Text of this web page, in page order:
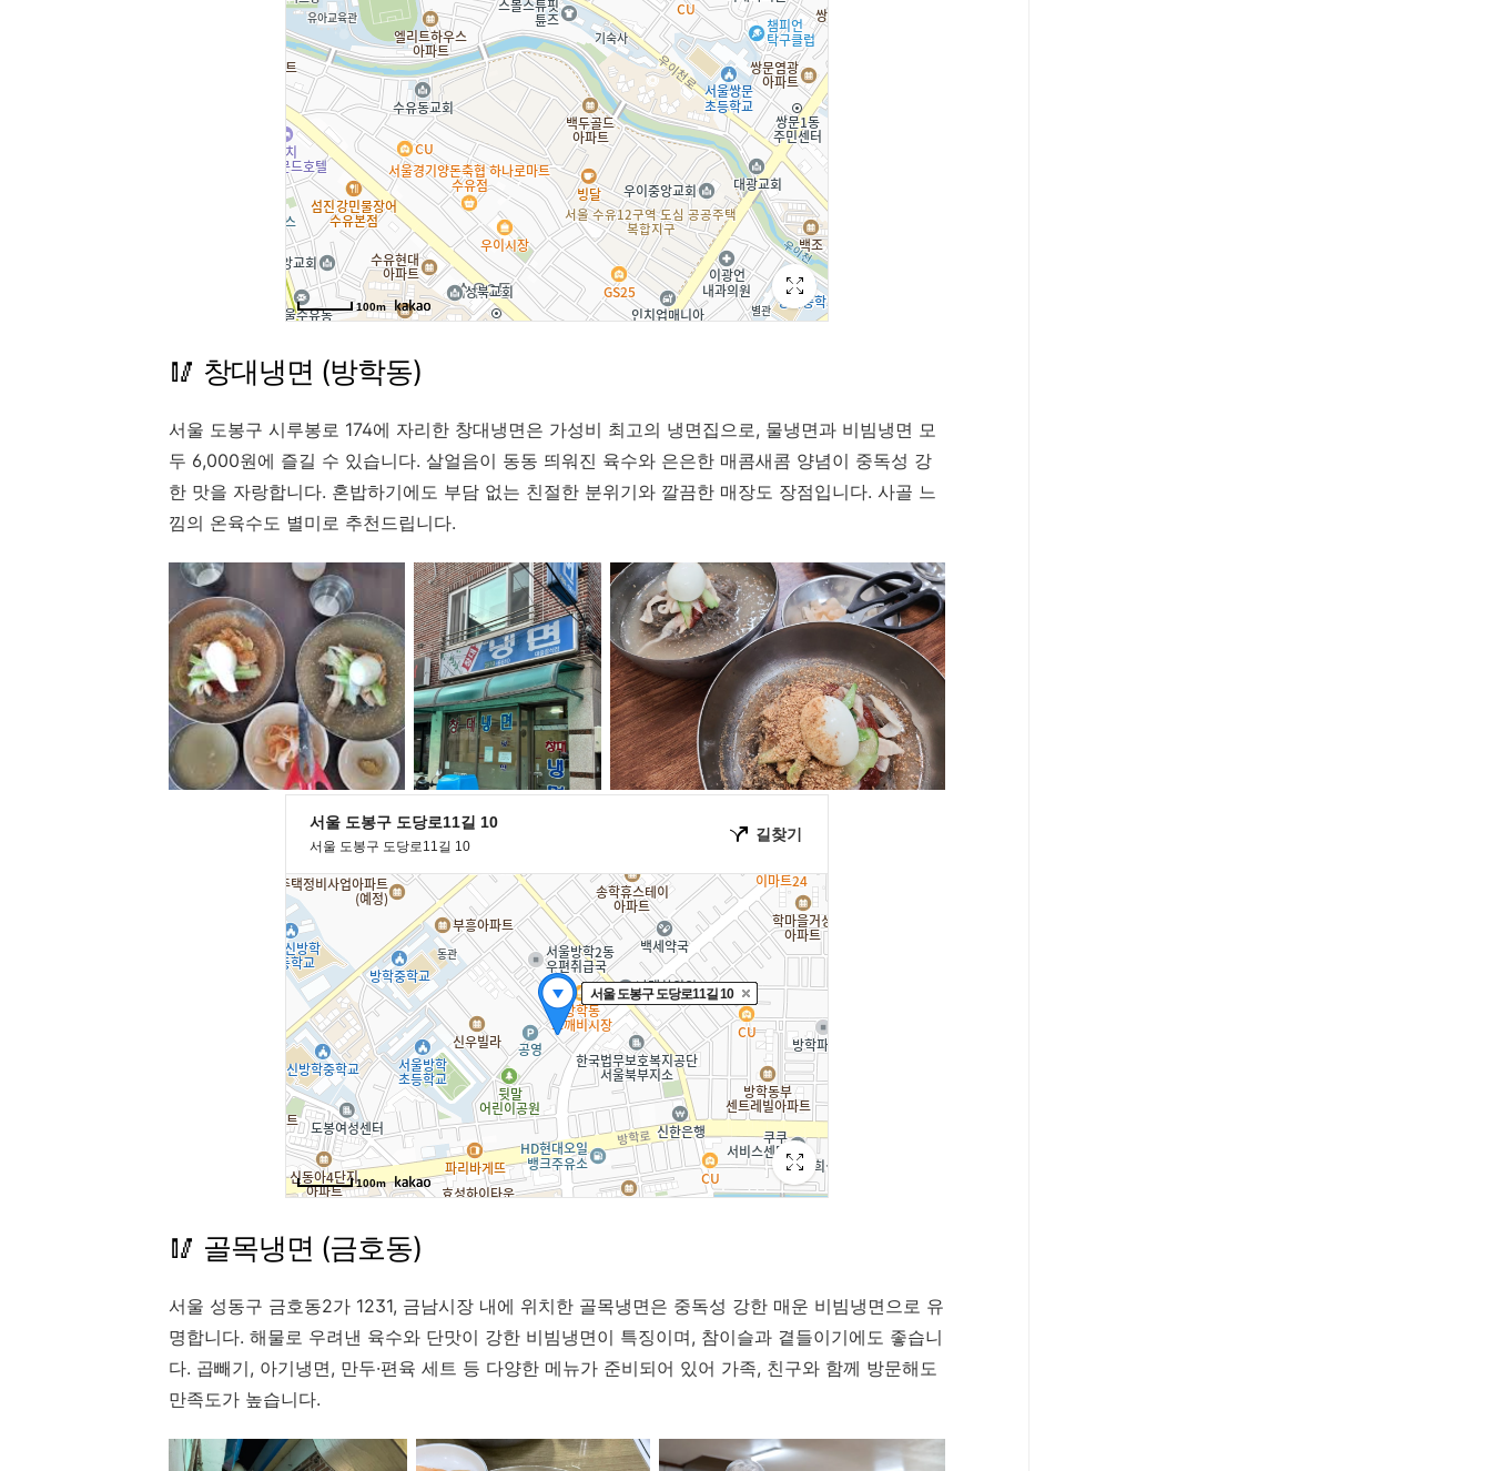
🥢 창대냉면 (방학동)
서울 도봉구 시루봉로 174에 자리한 창대냉면은 가성비 최고의 냉면집으로, 물냉면과 비빔냉면 모
두 6,000원에 즐길 수 있습니다. 살얼음이 동동 띄워진 육수와 은은한 매콤새콤 양념이 중독성 강
한 맛을 자랑합니다. 혼밥하기에도 부담 없는 친절한 분위기와 깔끔한 매장도 장점입니다. 사골 느
낌의 온육수도 별미로 추천드립니다.
🥢 골목냉면 (금호동)
서울 성동구 금호동2가 1231, 금남시장 내에 위치한 골목냉면은 중독성 강한 매운 비빔냉면으로 유
명합니다. 해물로 우려낸 육수와 단맛이 강한 비빔냉면이 특징이며, 참이슬과 곁들이기에도 좋습니
다. 곱빼기, 아기냉면, 만두·편육 세트 등 다양한 메뉴가 준비되어 있어 가족, 친구와 함께 방문해도
만족도가 높습니다.